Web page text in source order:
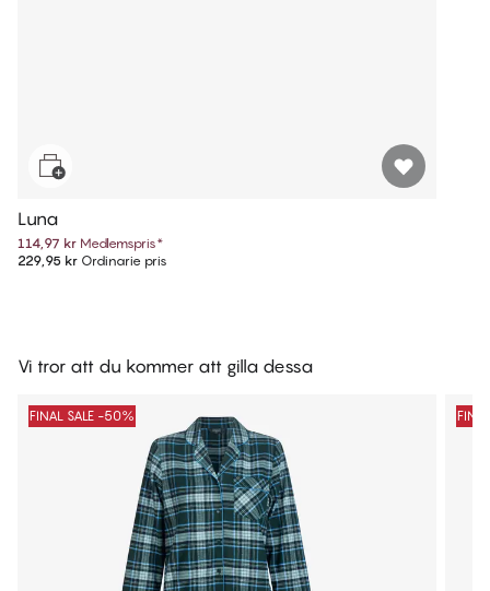
Luna
114,97 kr Medlemspris*
229,95 kr Ordinarie pris
Vi tror att du kommer att gilla dessa
FINAL SALE -50%